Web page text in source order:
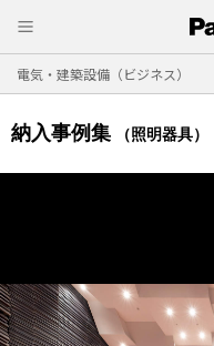
電気・建築設備（ビジネス）
納入事例集 （照明器具）